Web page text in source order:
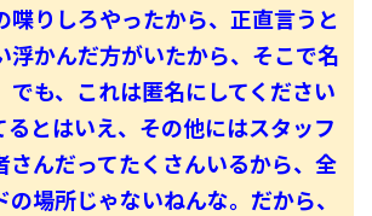
喋りしろやったから、正直言うと
浮かんだ方がいたから、そこで名
でも、これは匿名にしてください
るとはいえ、その他にはスタッフ
さんだってたくさんいるから、全
の場所じゃないねんな。だから、